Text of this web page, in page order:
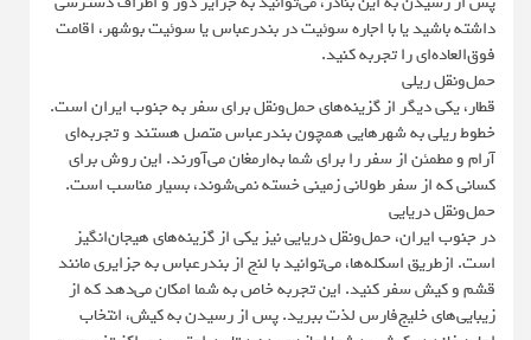
داشته باشید یا با اجاره سوئیت در بندرعباس یا سوئیت بوشهر، اقامت
فوق‌العاده‌ای را تجربه کنید.
حمل‌ونقل ریلی
قطار، یکی دیگر از گزینه‌های حمل‌ونقل برای سفر به جنوب ایران است.
خطوط ریلی به شهرهایی همچون بندرعباس متصل هستند و تجربه‌ای
آرام و مطمئن از سفر را برای شما به‌ارمغان می‌آورند. این روش برای
کسانی که از سفر طولانی زمینی خسته نمی‌شوند، بسیار مناسب است.
حمل‌ونقل دریایی
در جنوب ایران، حمل‌ونقل دریایی نیز یکی از گزینه‌های هیجان‌انگیز
است. ازطریق اسکله‌ها، می‌توانید با لنج از بندرعباس به جزایری مانند
قشم و کیش سفر کنید. این تجربه خاص به شما امکان می‌دهد که از
زیبایی‌های خلیج‌فارس لذت ببرید. پس از رسیدن به کیش، انتخاب